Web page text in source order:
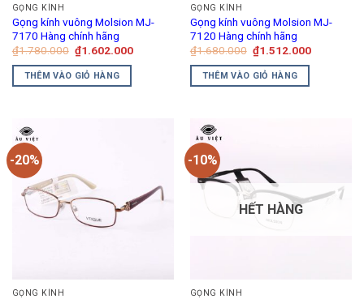
được
chọn
trên
trang
sản
GỌNG KÍNH
Gọng kính vuông Molsion MJ-
7170 Hàng chính hãng
₫1.780.000 Giá
gốc
là:
₫1.780.000.
₫1.602.000Giá
THÊM VÀO GIỎ HÀNG
GỌNG KÍNH
Gọng kính vuông Molsion MJ-
7120 Hàng chính hãng
₫1.680.000 Giá
gốc
là:
₫1.680.000.
₫1.512.000Giá
THÊM VÀO GIỎ HÀNG
-20%
GỌNG KÍNH
-10%
HẾT HÀNG
GỌNG KÍNH